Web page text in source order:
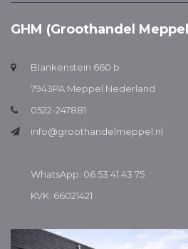
GHM (Groothandel
Blankenstein 660 b
7943PA Meppel Nederland
0522-247881
info@groothandelmeppel.nl
WhatsApp: 06 53 41 43 75
KVK: 66021421